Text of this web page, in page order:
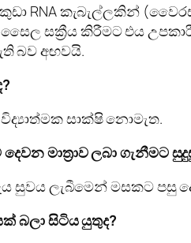
RNA කැබැල්ලකින්
සෛල සක්‍රීය කිරීමට එය
බව අඟවයි.
සාක්ෂි නොමැත.
මාත්‍රාව ලබා ගැනීමට
ලැබීමෙන් මසකට පසු
බලා සිටිය යුතුද?